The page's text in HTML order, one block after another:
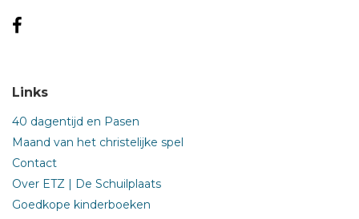
Links
40 dagentijd en Pasen
Maand van het christelijke spel
Contact
Over ETZ | De Schuilplaats
Goedkope kinderboeken